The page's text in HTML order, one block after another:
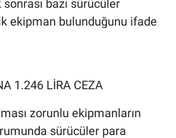
bazı sürücüler
ekipman bulunduğunu ifade
1.246 LİRA CEZA
zorunlu ekipmanların
sürücüler para